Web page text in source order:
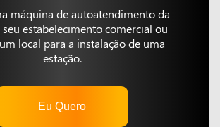
máquina de autoatendimento da
seu estabelecimento comercial ou
local para a instalação de uma
estação.
Eu Quero